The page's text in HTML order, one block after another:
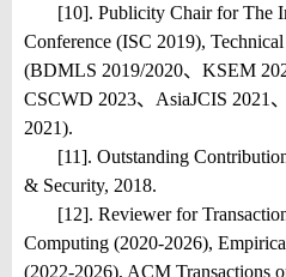
[10]. Publicity Chair for The
Conference (ISC 2019),
(BDMLS 2019/2020、KSEM
CSCWD 2023、AsiaJCIS 2021
2021).
[11]. Outstanding
& Security, 2018.
[12]. Reviewer for
Computing (2020-2026),
(2022-2026), ACM Transactions